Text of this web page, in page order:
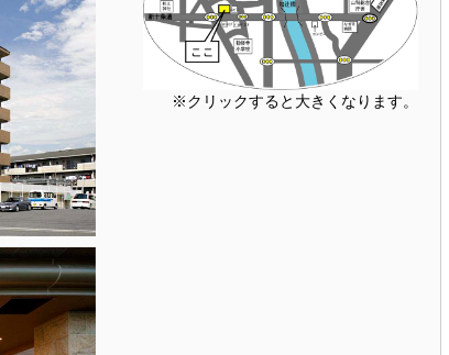
※クリックすると大きくなります。